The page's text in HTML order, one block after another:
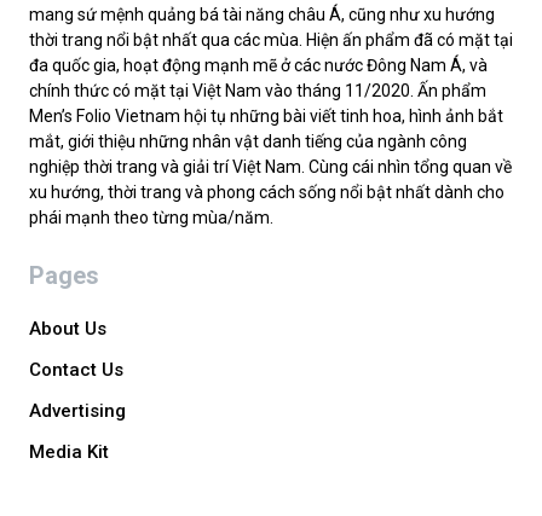
mang sứ mệnh quảng bá tài năng châu Á, cũng như xu hướng
thời trang nổi bật nhất qua các mùa. Hiện ấn phẩm đã có mặt tại
đa quốc gia, hoạt động mạnh mẽ ở các nước Đông Nam Á, và
chính thức có mặt tại Việt Nam vào tháng 11/2020. Ấn phẩm
Men’s Folio Vietnam hội tụ những bài viết tinh hoa, hình ảnh bắt
mắt, giới thiệu những nhân vật danh tiếng của ngành công
nghiệp thời trang và giải trí Việt Nam. Cùng cái nhìn tổng quan về
xu hướng, thời trang và phong cách sống nổi bật nhất dành cho
phái mạnh theo từng mùa/năm.
Pages
About Us
Contact Us
Advertising
Media Kit